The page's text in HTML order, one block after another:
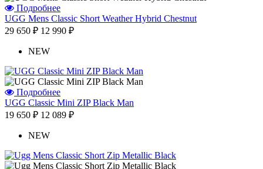
Подробнее
UGG Mens Classic Short Weather Hybrid Chestnut
29 650 ₽ 12 990 ₽
NEW
Подробнее
UGG Classic Mini ZIP Black Man
19 650 ₽ 12 089 ₽
NEW